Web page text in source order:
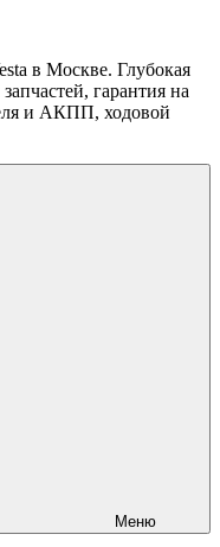
в Москве. Глубокая
гарантия на
и АКПП, ходовой
Меню